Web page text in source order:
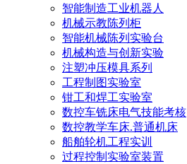
智能制造工业机器人
机械示教陈列柜
智能机械陈列实验台
机械构造与创新实验
注塑冲压模具系列
工程制图实验室
钳工和焊工实验室
数控车铣床电气技能考核
数控教学车床.普通机床
船舶轮机工程实训
过程控制实验室装置